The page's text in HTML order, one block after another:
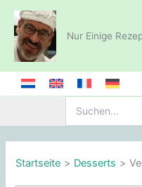
Zum
Inhalt
springen
Nur Einige
nach:
Startseite Desserts